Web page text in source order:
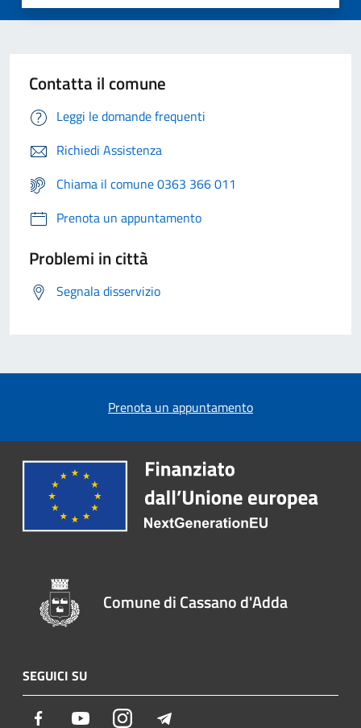
Contatta il comune
Leggi le domande frequenti
Richiedi Assistenza
Chiama il comune 0363 366 011
Prenota un appuntamento
Problemi in città
Segnala disservizio
Prenota un appuntamento
Comune di Cassano d'Adda
SEGUICI SU
Facebook YoutubeInstagram